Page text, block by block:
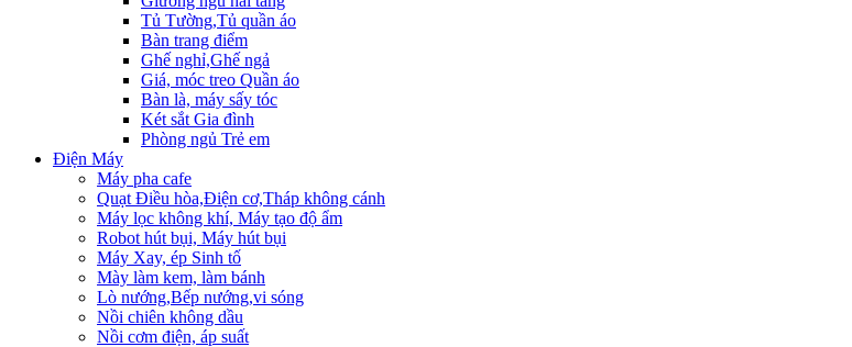
Tủ Tường,Tủ quần áo
Bàn trang điểm
Ghế nghỉ,Ghế ngả
Giá, móc treo Quần áo
Bàn là, máy sấy tóc
Két sắt Gia đình
Phòng ngủ Trẻ em
Điện Máy
Máy pha cafe
Quạt Điều hòa,Điện cơ,Tháp không cánh
Máy lọc không khí, Máy tạo độ ẩm
Robot hút bụi, Máy hút bụi
Máy Xay, ép Sinh tố
Mày làm kem, làm bánh
Lò nướng,Bếp nướng,vi sóng
Nồi chiên không dầu
Nồi cơm điện, áp suất